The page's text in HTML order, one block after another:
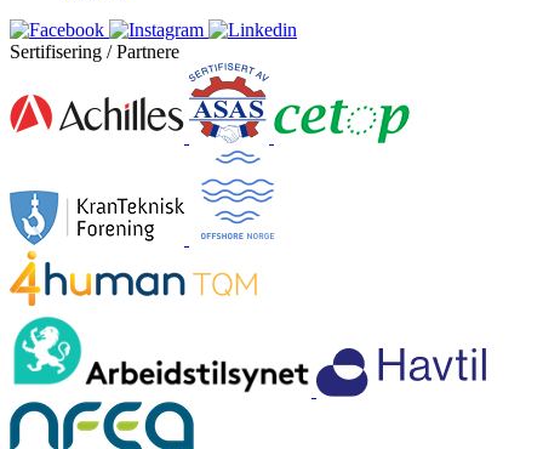
Sertifisering / Partnere